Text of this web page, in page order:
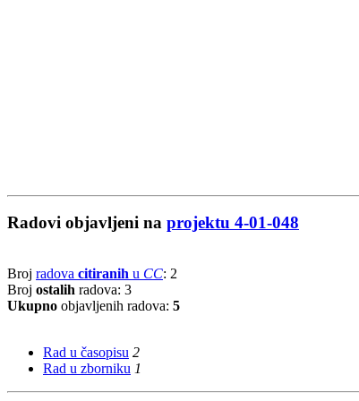
Radovi objavljeni na projektu 4-01-048
Broj radova citiranih u CC: 2
Broj ostalih radova: 3
Ukupno objavljenih radova: 5
Rad u časopisu 2
Rad u zborniku 1